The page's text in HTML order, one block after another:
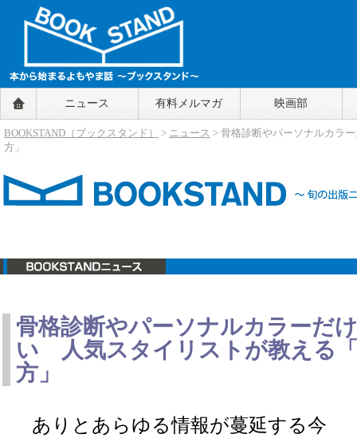
BOOKSTAND（ブックスタンド）
～本から始まるよもやま話～
BOOKSTAND（ブ
ックスタンド）
ニュース 有料メルマガ 映画部
BOOKSTAND（ブックスタンド） > ニュース > 骨格診断やパーソナルカラ
方」
骨格診断やパーソナルカラーだ
い 人気スタイリストが教える
方」
ありとあらゆる情報が蔓延する今